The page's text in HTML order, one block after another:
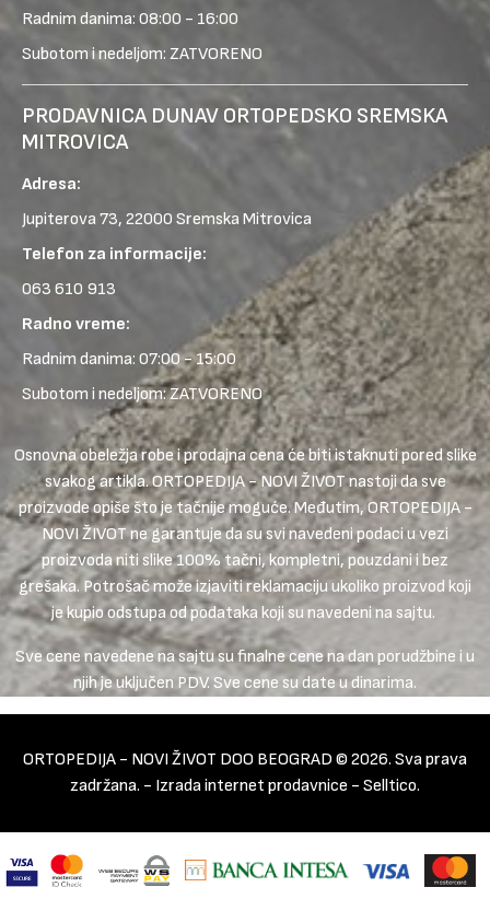
Radnim danima: 08:00 - 16:00
Subotom i nedeljom: ZATVORENO
PRODAVNICA DUNAV ORTOPEDSKO SREMSKA
MITROVICA
Adresa:
Jupiterova 73, 22000 Sremska Mitrovica
Telefon za informacije:
063 610 913
Radno vreme:
Radnim danima: 07:00 - 15:00
Subotom i nedeljom: ZATVORENO
Osnovna obeležja robe i prodajna cena će biti istaknuti pored slike
svakog artikla. ORTOPEDIJA - NOVI ŽIVOT nastoji da sve
proizvode opiše što je tačnije moguće. Međutim, ORTOPEDIJA -
NOVI ŽIVOT ne garantuje da su svi navedeni podaci u vezi
proizvoda niti slike 100% tačni, kompletni, pouzdani i bez
grešaka. Potrošač može izjaviti reklamaciju ukoliko proizvod koji
je kupio odstupa od podataka koji su navedeni na sajtu.
Sve cene navedene na sajtu su finalne cene na dan porudžbine i u
njih je uključen PDV. Sve cene su date u dinarima.
ORTOPEDIJA - NOVI ŽIVOT DOO BEOGRAD © 2026. Sva prava
zadržana. - Izrada internet prodavnice - Selltico.